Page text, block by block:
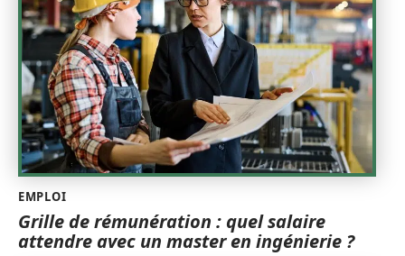
EMPLOI
Grille de rémunération : quel salaire
attendre avec un master en ingénierie ?